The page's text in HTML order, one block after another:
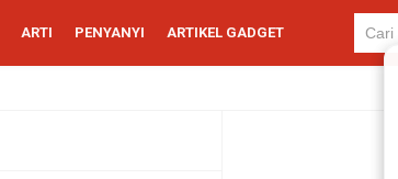
ARTI PENYANYI ARTIKEL GADGET